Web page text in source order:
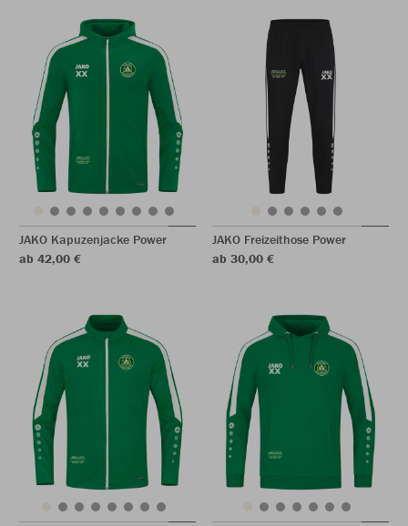
JAKO Kapuzenjacke Power
ab 42,00 €
JAKO Freizeithose Power
ab 30,00 €